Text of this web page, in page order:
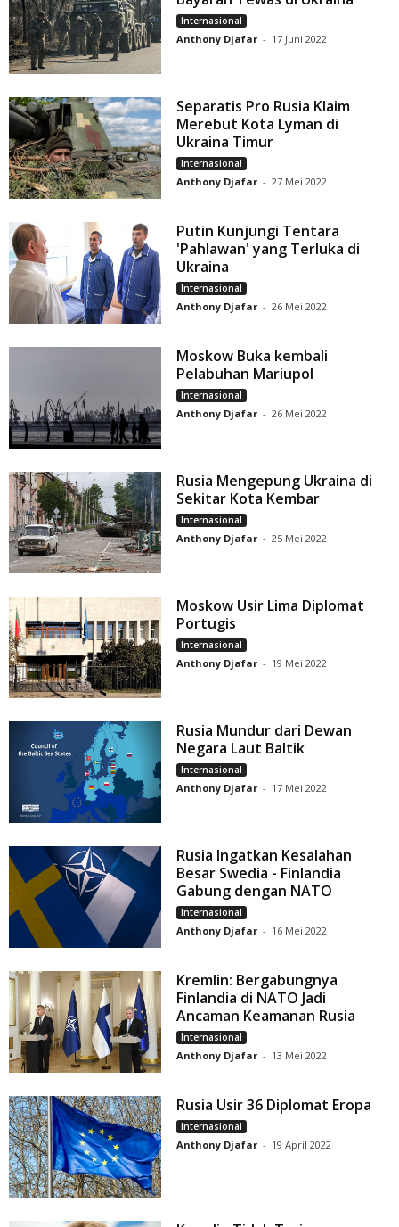
Internasional
Anthony Djafar - 17 Juni 2022
Separatis Pro Rusia Klaim
Merebut Kota Lyman di
Ukraina Timur
Internasional
Anthony Djafar - 27 Mei 2022
Putin Kunjungi Tentara
'Pahlawan' yang Terluka di
Ukraina
Internasional
Anthony Djafar - 26 Mei 2022
Moskow Buka kembali
Pelabuhan Mariupol
Internasional
Anthony Djafar - 26 Mei 2022
Rusia Mengepung Ukraina di
Sekitar Kota Kembar
Internasional
Anthony Djafar - 25 Mei 2022
Moskow Usir Lima Diplomat
Portugis
Internasional
Anthony Djafar - 19 Mei 2022
Rusia Mundur dari Dewan
Negara Laut Baltik
Internasional
Anthony Djafar - 17 Mei 2022
Rusia Ingatkan Kesalahan
Besar Swedia - Finlandia
Gabung dengan NATO
Internasional
Anthony Djafar - 16 Mei 2022
Kremlin: Bergabungnya
Finlandia di NATO Jadi
Ancaman Keamanan Rusia
Internasional
Anthony Djafar - 13 Mei 2022
Rusia Usir 36 Diplomat Eropa
Internasional
Anthony Djafar - 19 April 2022